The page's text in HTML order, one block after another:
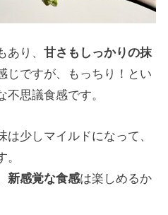
あり、甘さもしっかりの抹
じですが、もっちり！とい
不思議食感です。
少しマイルドになって、
新感覚な食感は楽しめるか